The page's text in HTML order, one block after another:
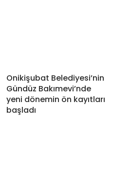
Onikişubat Belediyesi’nin
Gündüz Bakımevi’nde
yeni dönemin ön kayıtları
başladı